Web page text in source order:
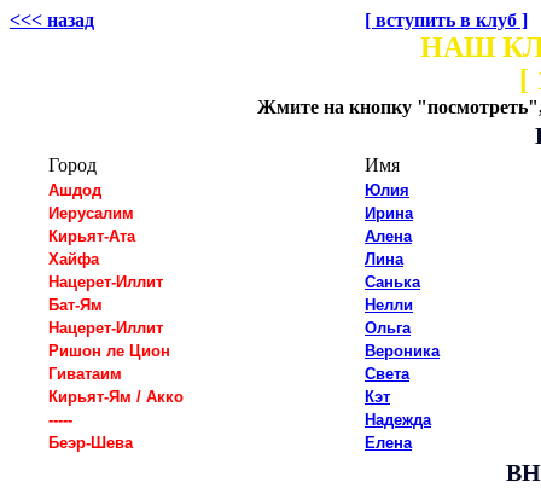
<<< назад [ вступить в клуб ]
НАШ
[
Жмите на кнопку
Город Имя
Ашдод
Юлия
Иерусалим
Ирина
Кирьят-Ата
Алена
Хайфа
Лина
Нацерет-Иллит
Санька
Бат-Ям
Нелли
Нацерет-Иллит
Ольга
Ришон ле Цион
Вероника
Гиватаим
Света
Кирьят-Ям / Акко
Кэт
-----
Надежда
Беэр-Шева
Елена